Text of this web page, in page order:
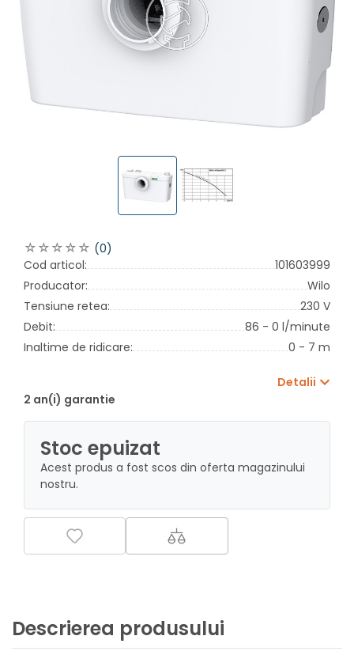
(0)
Cod articol:
101603999
Producator:
Wilo
Tensiune retea:
230 V
Debit:
86 - 0 l/minute
Inaltime de ridicare:
0 - 7 m
Detalii
2 an(i) garantie
Stoc epuizat
Acest produs a fost scos din oferta magazinului
nostru.
Descrierea produsului